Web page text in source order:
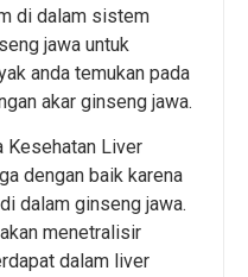
di dalam sistem
jawa untuk
anda temukan pada
akar ginseng jawa.
Kesehatan Liver
dengan baik karena
dalam ginseng jawa.
menetralisir
dalam liver